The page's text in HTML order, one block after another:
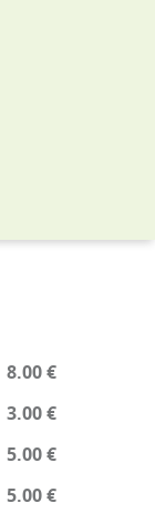
8.00 €
3.00 €
5.00 €
5.00 €